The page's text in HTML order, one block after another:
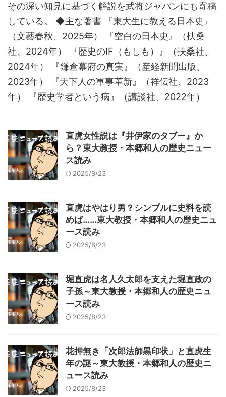
その深い知見に基づく解説を武将ジャパンにも寄稿
している。 ◆主な著書 『東大生に教える日本史』
（文藝春秋、2025年） 『空白の日本史』（扶桑
社、2024年） 『歴史のIF（もしも）』（扶桑社、
2024年） 『鎌倉幕府の真実』（産経新聞出版、
2023年） 『天下人の軍事革新』（祥伝社、2023
年） 『歴史学者という病』（講談社、2022年）
直虎女性説は『井伊家のタブー』か
ら？東大教授・本郷和人の歴史ニュー
ス読み
2025/8/23
直虎はやはり男？シンプルに史料を読
めば……東大教授・本郷和人の歴史ニュ
ース読み
2025/8/23
堀直虎は名人久太郎を支えた堀直政の
子孫～東大教授・本郷和人の歴史ニュ
ース読み
2025/8/23
花押無き「次郎法師黒印状」と直虎生
年の謎～東大教授・本郷和人の歴史ニ
ュース読み
2025/8/23